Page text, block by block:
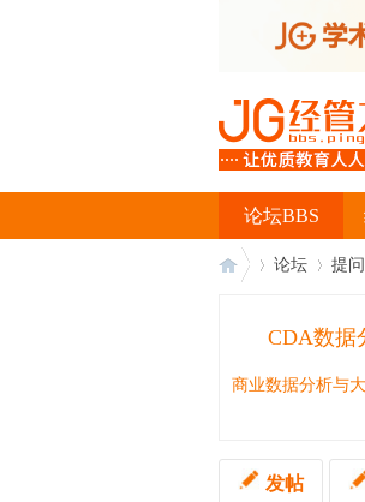
论坛BBS
论坛 提
CDA数据
商业数据分析与
发帖